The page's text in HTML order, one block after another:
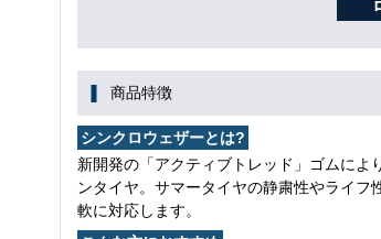
商品特徴
シンクロウェザーとは?
新開発の「アクティブトレッド」ゴムに
ンタイヤ。サマータイヤの静粛性やライ
軟に対応します。